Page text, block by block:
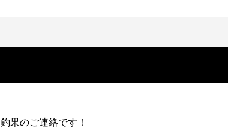
釣果のご連絡です！